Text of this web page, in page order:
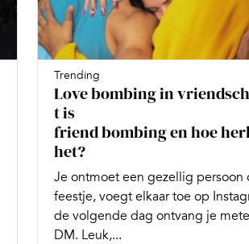
Trending
Love bombing in
t is
friend bombing en hoe
het?
Je ontmoet een gezellig persoon
feestje, voegt elkaar toe op
de volgende dag ontvang je
DM. Leuk,...